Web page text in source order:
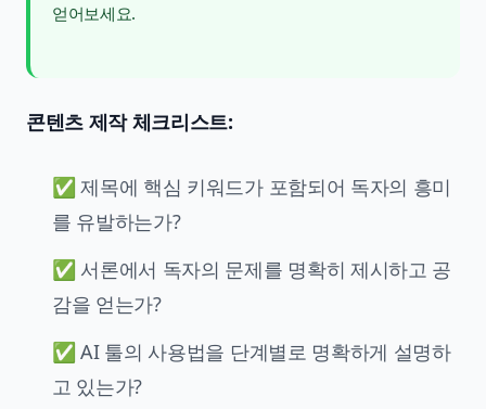
얻어보세요.
콘텐츠 제작 체크리스트:
✅ 제목에 핵심 키워드가 포함되어 독자의 흥미
를 유발하는가?
✅ 서론에서 독자의 문제를 명확히 제시하고 공
감을 얻는가?
✅ AI 툴의 사용법을 단계별로 명확하게 설명하
고 있는가?